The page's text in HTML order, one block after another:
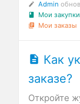
Admin
Мои закупки
Мои заказы
Как
заказе?
Откройте